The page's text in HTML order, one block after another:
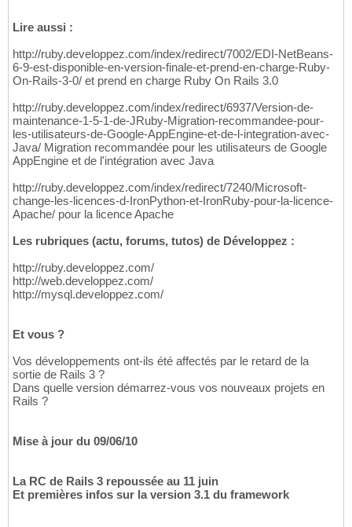
Lire aussi :
http://ruby.developpez.com/index/redirect/7002/EDI-NetBeans-
6-9-est-disponible-en-version-finale-et-prend-en-charge-Ruby-
On-Rails-3-0/ et prend en charge Ruby On Rails 3.0
http://ruby.developpez.com/index/redirect/6937/Version-de-
maintenance-1-5-1-de-JRuby-Migration-recommandee-pour-
les-utilisateurs-de-Google-AppEngine-et-de-l-integration-avec-
Java/ Migration recommandée pour les utilisateurs de Google
AppEngine et de l'intégration avec Java
http://ruby.developpez.com/index/redirect/7240/Microsoft-
change-les-licences-d-IronPython-et-IronRuby-pour-la-licence-
Apache/ pour la licence Apache
Les rubriques (actu, forums, tutos) de Développez :
http://ruby.developpez.com/
http://web.developpez.com/
http://mysql.developpez.com/
Et vous ?
Vos développements ont-ils été affectés par le retard de la
sortie de Rails 3 ?
Dans quelle version démarrez-vous vos nouveaux projets en
Rails ?
Mise à jour du 09/06/10
La RC de Rails 3 repoussée au 11 juin
Et premières infos sur la version 3.1 du framework